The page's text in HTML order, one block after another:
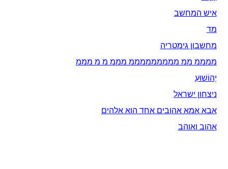
איש המחשב
מד
מחשבון גימטריה
ממממ ממ מממממממממ מממ מ מ מממ
יְהוֹשׁוּעַ
ניצחון ישראל
אבא אמא אהובים אחד הוא אלהים
אהוב ואוהב